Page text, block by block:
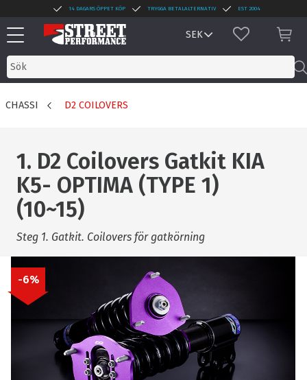
Meny
14 DAGARS ÖPPET KÖP TRYGGA BETALALTERNATIV EST 2004
FAVORITER
CHASSI D2 COILOVERS
1. D2 Coilovers Gatkit KIA
K5- OPTIMA (TYPE 1)
(10~15)
Steg 1. Gatkit. Coilovers för gatkörning
6%